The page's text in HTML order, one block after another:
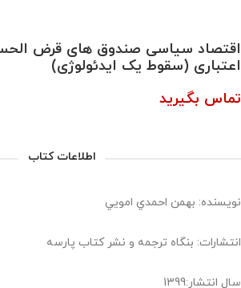
اقتصاد سیاسی صندوق های قرض
اعتباری (سقوط یک ایدئولوژی)
تماس بگیرید
اطلاعات کتاب
نویسنده: بهمن احمدي امويي
انتشارات: بنگاه ترجمه و نشر كتاب پارسه
سال انتشار:1399